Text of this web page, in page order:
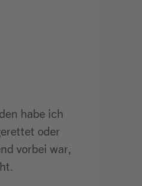
habe ich
oder
vorbei war,